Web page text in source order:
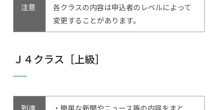
注意
各クラスの内容は申込者のレベルによって
変更することがあります。
Ｊ４クラス［上級］
到達
・簡単な新聞やニュース等の内容をまと